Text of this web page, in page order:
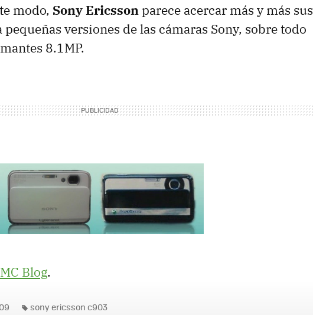
modo, Sony Ericssonparece acercar más y más sus
versiones de las cámaras Sony, sobre todo
8.1MP.
Blog.
sony ericsson c903